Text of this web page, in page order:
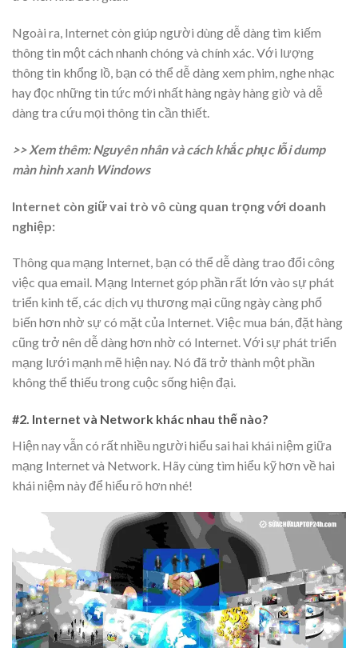
Ngoài ra, Internet còn giúp người dùng dễ dàng tìm kiếm
thông tin một cách nhanh chóng và chính xác. Với lượng
thông tin khổng lồ, bạn có thể dễ dàng xem phim, nghe nhạc
hay đọc những tin tức mới nhất hàng ngày hàng giờ và dễ
dàng tra cứu mọi thông tin cần thiết.
>> Xem thêm: Nguyên nhân và cách khắc phục lỗi dump
màn hình xanh Windows
Internet còn giữ vai trò vô cùng quan trọng với doanh
nghiệp:
Thông qua mạng Internet, bạn có thể dễ dàng trao đổi công
việc qua email. Mạng Internet góp phần rất lớn vào sự phát
triển kinh tế, các dịch vụ thương mại cũng ngày càng phổ
biến hơn nhờ sự có mặt của Internet. Việc mua bán, đặt hàng
cũng trở nên dễ dàng hơn nhờ có Internet. Với sự phát triển
mạng lưới mạnh mẽ hiện nay. Nó đã trở thành một phần
không thể thiếu trong cuộc sống hiện đại.
#2. Internet và Network khác nhau thế nào?
Hiện nay vẫn có rất nhiều người hiểu sai hai khái niệm giữa
mạng Internet và Network. Hãy cùng tìm hiểu kỹ hơn về hai
khái niệm này để hiểu rõ hơn nhé!